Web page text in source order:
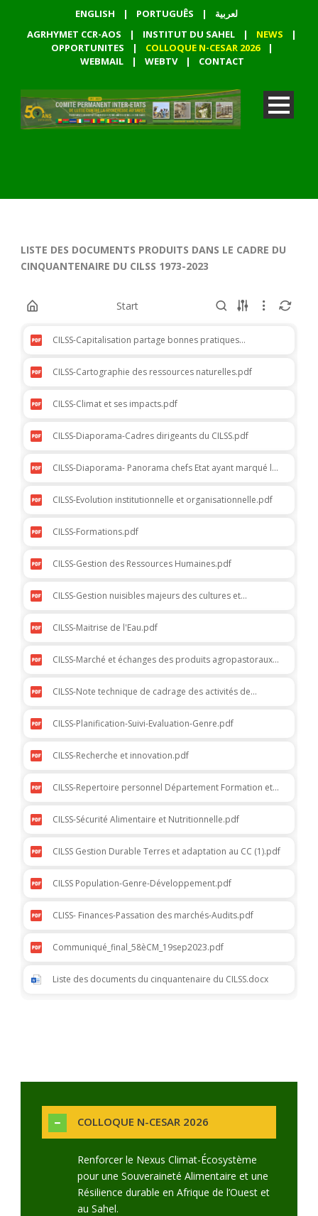
ENGLISH | PORTUGUÊS |
لعربية
AGRHYMET CCR-AOS
| INSTITUT DU SAHEL | NEWS
|
OPPORTUNITES
| COLLOQUE N-CESAR 2026
|
WEBMAIL
| WEBTV | CONTACT
LISTE DES DOCUMENTS PRODUITS DANS LE CADRE DU
CINQUANTENAIRE DU CILSS 1973-2023
Start
CILSS-Capitalisation partage bonnes pratiques
CILSS-Cartographie des ressources naturelles.pdf
CILSS-Climat et ses impacts.pdf
CILSS-Diaporama-Cadres dirigeants du CILSS.pdf
CILSS-Diaporama- Panorama chefs Etat ayant marqué la
CILSS-Evolution institutionnelle et organisationnelle.pdf
CILSS-Formations.pdf
CILSS-Gestion des Ressources Humaines.pdf
CILSS-Gestion nuisibles majeurs des cultures et
CILSS-Maitrise de l'Eau.pdf
CILSS-Marché et échanges des produits agropastoraux
CILSS-Note technique de cadrage des activités de
CILSS-Planification-Suivi-Evaluation-Genre.pdf
CILSS-Recherche et innovation.pdf
CILSS-Repertoire personnel Département Formation et
CILSS-Sécurité Alimentaire et Nutritionnelle.pdf
CILSS Gestion Durable Terres et adaptation au CC (1).pdf
CILSS Population-Genre-Développement.pdf
CLISS- Finances-Passation des marchés-Audits.pdf
Communiqué_final_58èCM_19sep2023.pdf
Liste des documents du cinquantenaire du CILSS.docx
COLLOQUE N-CESAR 2026
Renforcer le Nexus Climat-Écosystème
pour une Souveraineté Alimentaire et une
Résilience durable en Afrique de l’Ouest et
au Sahel.